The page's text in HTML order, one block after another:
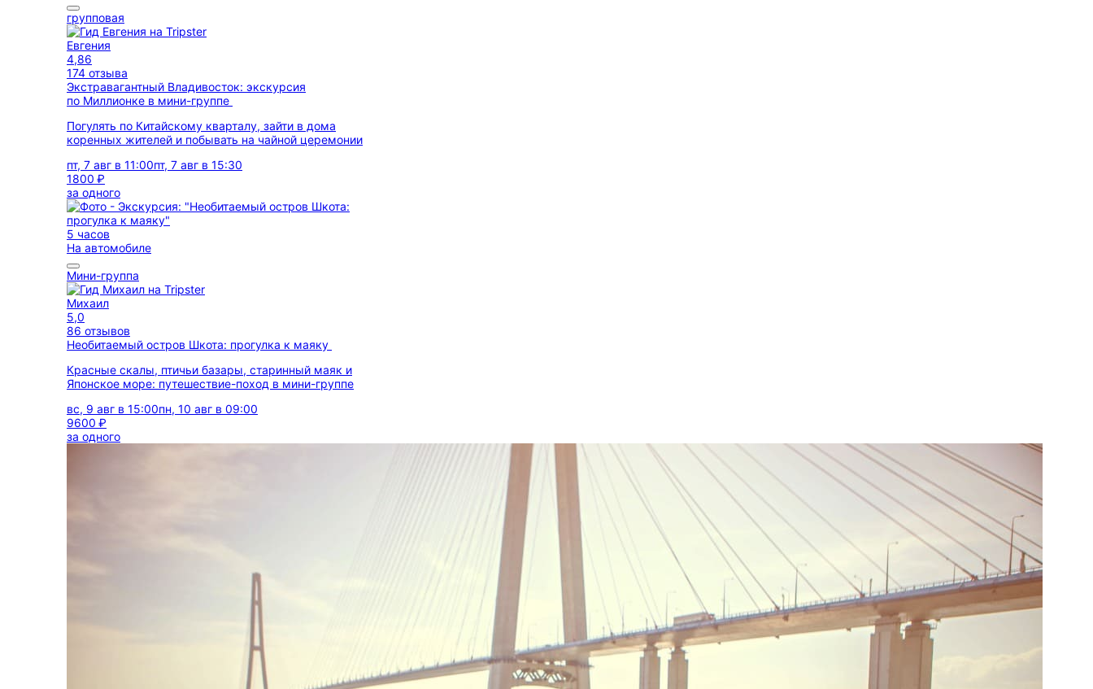
групповая
Евгения
4,86
174 отзыва
Экстравагантный Владивосток: экскурсия
по Миллионке в мини-группе
Погулять по Китайскому кварталу, зайти в дома
коренных жителей и побывать на чайной церемонии
пт, 7 авг в 11:00пт, 7 авг в 15:30
1800 ₽
за одного
5 часов
На автомобиле
Мини-группа
Михаил
5,0
86 отзывов
Необитаемый остров Шкота: прогулка к маяку
Красные скалы, птичьи базары, старинный маяк и
Японское море: путешествие-поход в мини-группе
вс, 9 авг в 15:00пн, 10 авг в 09:00
9600 ₽
за одного